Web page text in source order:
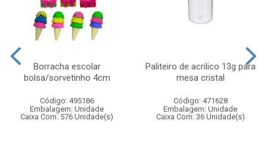
Borracha escolar
bolsa/sorvetinho 4cm
Código: 495186
Embalagem: Unidade
Caixa Com: 576 Unidade(s)
Paliteiro de acrilico 13g para
mesa cristal
Código: 471628
Embalagem: Unidade
Caixa Com: 36 Unidade(s)